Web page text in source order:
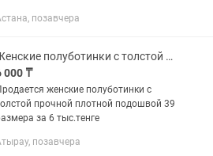
позавчера
Женские полуботинки с толстой подошвой 39 размера
000 ₸
женские полуботинки с
прочной плотной подошвой 39
за 6 тыс.тенге
позавчера